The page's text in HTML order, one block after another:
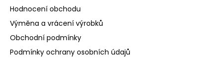
Hodnocení obchodu
Výměna a vrácení výrobků
Obchodní podmínky
Podmínky ochrany osobních údajů